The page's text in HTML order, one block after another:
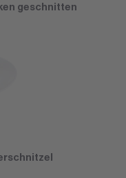
geschnitten